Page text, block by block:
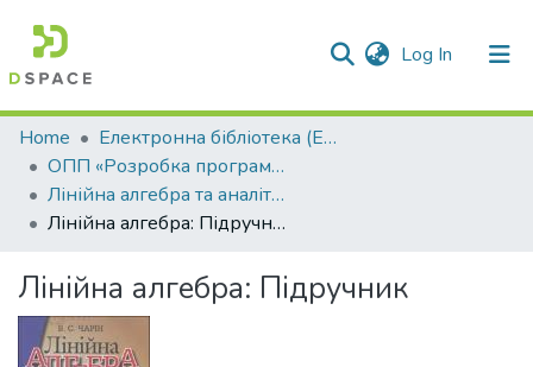
Log In (current)
Communities & Collections
All of DSpace
Statistics
Home
Електронна бібліотека (E-Book)
ОПП «Розробка програмного забезпечення»
Лінійна алгебра та аналітична геометрія
Лінійна алгебра: Підручник
Лінійна алгебра: Підручник